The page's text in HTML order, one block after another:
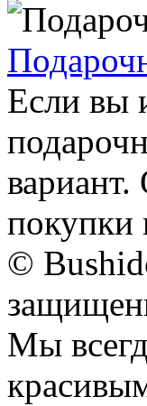
Если вы
покупки
©
Мы